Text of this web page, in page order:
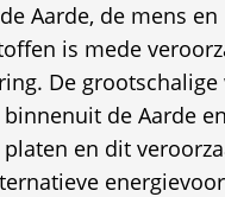
Aarde, de mens
is mede
De
de Aarde
en dit